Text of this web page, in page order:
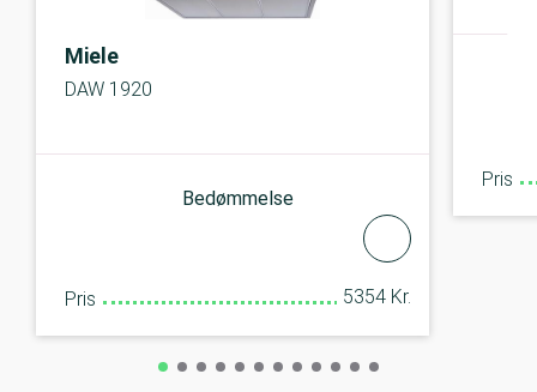
Miele
DAW 1920
Bedømmelse
Pris 5354 Kr.
Pris